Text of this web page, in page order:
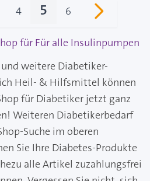
Seite
4 Sie lesen gerade
5 Seite
6
für Für alle Insulinpumpen
weitere Diabetiker-
Heil- & Hilfsmittel können
für Diabetiker jetzt ganz
Weiteren Diabetikerbedarf
Suche im oberen
Sie Ihre Diabetes-Produkte
alle Artikel zuzahlungsfrei